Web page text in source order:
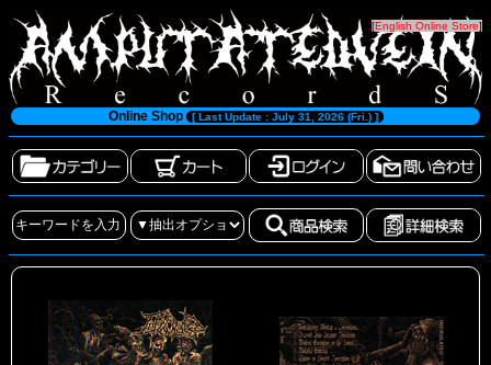
[English Online Store]
Online Shop [ Last Update : July 31, 2026 (Fri.) ]